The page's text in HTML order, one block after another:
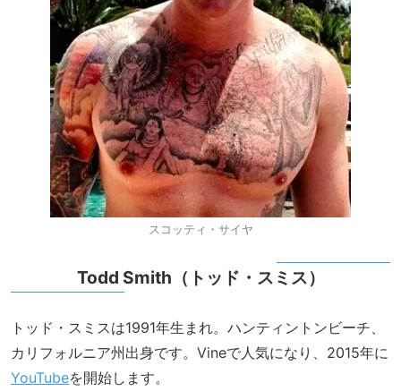
スコッティ・サイヤ
Todd Smith（トッド・スミス）
トッド・スミスは1991年生まれ。ハンティントンビーチ、
カリフォルニア州出身です。Vineで人気になり、2015年に
YouTubeを開始します。